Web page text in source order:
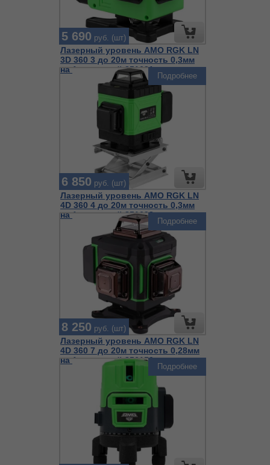
Лазерный уровень AMO RGK LN
3D 360 3 до 20м точность 0,3мм
на 1м зеленый 851681
5 690 руб. (шт)
Лазерный уровень AMO RGK LN
4D 360 4 до 20м точность 0,3мм
на 1м зеленый 851698
6 850 руб. (шт)
Подробнее
Лазерный уровень AMO RGK LN
4D 360 7 до 20м точность 0,28мм
на 1м зеленый 856150
8 250 руб. (шт)
Подробнее
Подробнее